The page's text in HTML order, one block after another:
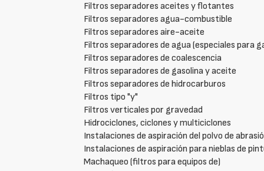
Filtros separadores aceites y flotantes
Filtros separadores agua-combustible
Filtros separadores aire-aceite
Filtros separadores de agua (especiales para
Filtros separadores de coalescencia
Filtros separadores de gasolina y aceite
Filtros separadores de hidrocarburos
Filtros tipo "y"
Filtros verticales por gravedad
Hidrociclones, ciclones y multiciclones
Instalaciones de aspiración del polvo de
Instalaciones de aspiración para nieblas de
Machaqueo (filtros para equipos de)